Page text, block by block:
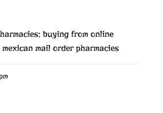
buying from online
mexican mail order pharmacies